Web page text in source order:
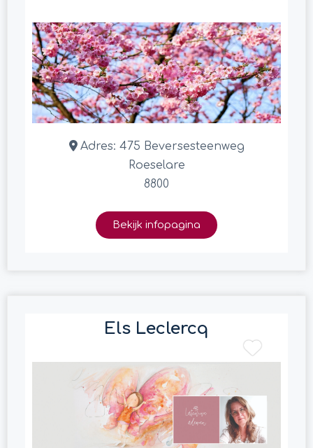
Adres: 475 Beversesteenweg
Roeselare
8800
Bekijk infopagina
Els Leclercq